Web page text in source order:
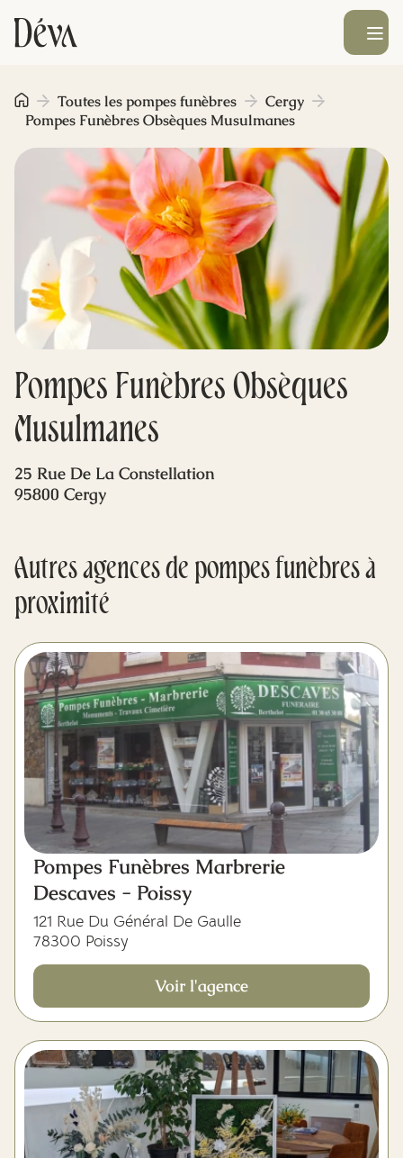
Obsèques
Prévoyance
Monument funéraire
Livraison de fleurs
Blog
Ouvrir le
Pompes Funèbres Obsèques
Musulmanes
Toutes les pompes funèbres
Cergy
Pompes Funèbres Obsèques Musulmanes
25 Rue De La Constellation
95800 Cergy
Autres agences de pompes funèbres à
proximité
Pompes Funèbres Marbrerie
Descaves - Poissy
121 Rue Du Général De Gaulle
78300 Poissy
Voir l'agence